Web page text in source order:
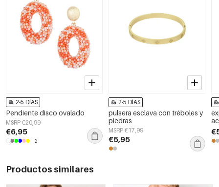
2-5 DÍAS
Pendiente disco ovalado
MSRP €20,99
€6,95
+2
2-5 DÍAS
pulsera esclava con tréboles y
piedras
MSRP €17,99
€5,95
Productos similares